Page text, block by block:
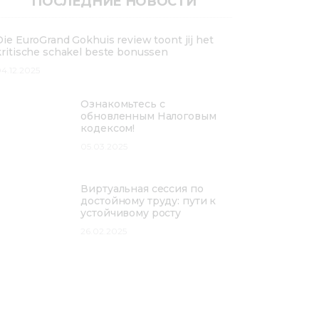
EuroGrand Gokhuis review toont jij het
schakel beste bonussen
Ознакомьтесь с
обновленным Налоговым
кодексом!
Виртуальная сессия по
достойному труду: пути к
устойчивому росту